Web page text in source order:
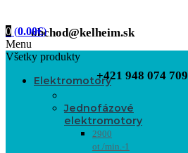
obchod@kelheim.sk
+421 948 074 709
0 (0.00€)
Menu
Všetky produkty
Elektromotory
Jednofázové
elektromotory
2900
ot./min.-1